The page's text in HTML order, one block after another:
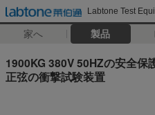
Labtone Test
家へ 製品
1900KG 380V 50HZの安全
正弦の衝撃試験装置